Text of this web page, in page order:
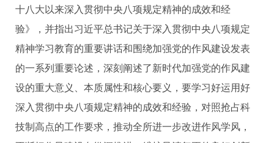
十八大以来深入贯彻中央八项规定精神的成效和经
验》， 并指出习近平总书记关于深入贯彻中央八项规定
精神学习教育的重要讲话和围绕加强党的作风建设发表
的一系列重要论述，深刻阐述了新时代加强党的作风建
设的重大意义、本质属性和核心要义，要学习好运用好
深入贯彻中央八项规定精神的成效和经验，对照抢占科
技制高点的工作要求，推动全所进一步改进作风学风，